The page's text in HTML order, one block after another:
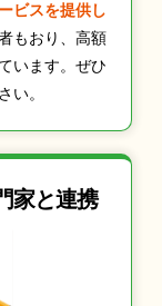
ビスを提供し
もおり、高額
います。ぜひ
い。
家と連携